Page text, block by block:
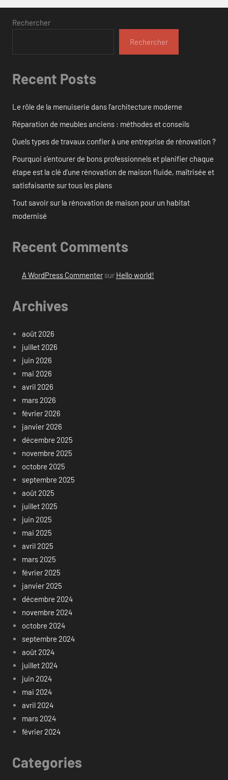
Rechercher
Rechercher
Recent Posts
Le rôle de la menuiserie dans l’architecture moderne
Réparation de meubles anciens : méthodes et conseils
Quels types de travaux confier à une entreprise de rénovation ?
Pourquoi s’entourer de bons professionnels et planifier chaque
étape est la clé d’une rénovation de maison fluide, maîtrisée et
satisfaisante sur tous les plans
Tout savoir sur la rénovation de maison pour un habitat
modernisé
Recent Comments
A WordPress Commentersur Hello world!
Archives
août 2026
juillet 2026
juin 2026
mai 2026
avril 2026
mars 2026
février 2026
janvier 2026
décembre 2025
novembre 2025
octobre 2025
septembre 2025
août 2025
juillet 2025
juin 2025
mai 2025
avril 2025
mars 2025
février 2025
janvier 2025
décembre 2024
novembre 2024
octobre 2024
septembre 2024
août 2024
juillet 2024
juin 2024
mai 2024
avril 2024
mars 2024
février 2024
Categories